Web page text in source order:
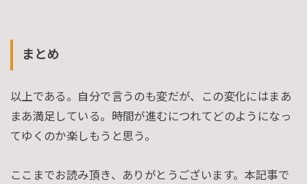
まとめ
以上である。自分で言うのも変だが、この変化にはまあ
まあ満足している。時間が進むにつれてどのようになっ
てゆくのか楽しもうと思う。
ここまでお読み頂き、ありがとうございます。本記事で